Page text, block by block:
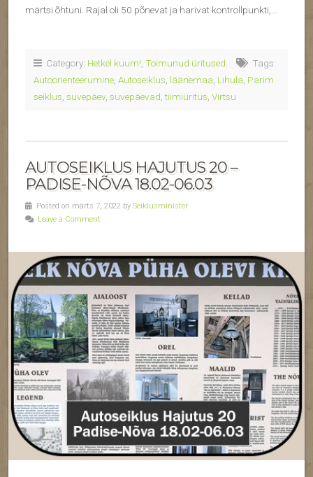
märtsi õhtuni. Rajal oli 50 põnevat ja harivat kontrollpunkti,…
Category: Hetkel kuum! Toimunud üritused
Tags:
Autoorienteerumine Autoseiklus läänemaa Lihula Parim
seiklus suvepäev suvepäevad ,tiimiüritus Virtsu
AUTOSEIKLUS HAJUTUS 20 –
PADISE-NÕVA 18.02-06.03
Posted on märts 7, 2022 by Seiklusminister
Leave a Comment